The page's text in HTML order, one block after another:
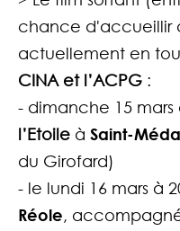
chance d'accueillir
actuellement en
CINAet l’ACPG :
- dimanche 15
l’Etoileà Saint-
du Girofard)
- le lundi 16 mars à
Réole,